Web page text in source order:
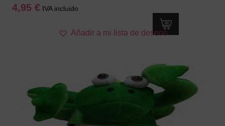
4,95 € IVA incluido
Añadir a mi lista de deseos